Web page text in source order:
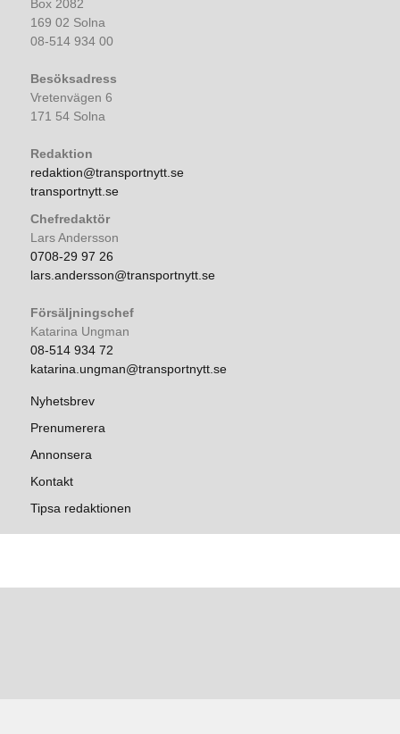
Box 2082
169 02 Solna
08-514 934 00
Besöksadress
Vretenvägen 6
171 54 Solna
Redaktion
redaktion@transportnytt.se
transportnytt.se
Chefredaktör
Lars Andersson
0708-29 97 26
lars.andersson@transportnytt.se
Försäljningschef
Katarina Ungman
08-514 934 72
katarina.ungman@transportnytt.se
Nyhetsbrev
Prenumerera
Annonsera
Kontakt
Tipsa redaktionen